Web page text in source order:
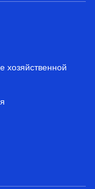
хозяйственной